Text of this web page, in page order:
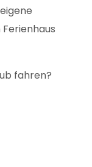
fahren?